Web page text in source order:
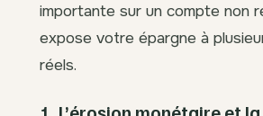
importante sur un compte non
expose votre épargne à
réels.